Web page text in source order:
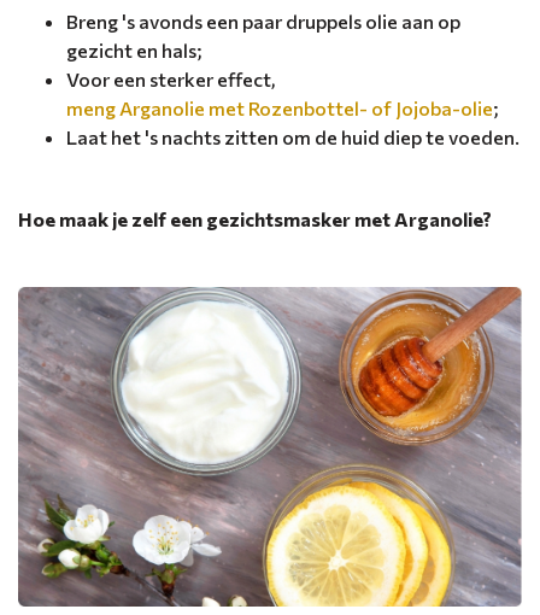
Breng 's avonds een paar druppels olie aan op
gezicht en hals;
Voor een sterker effect,
meng Arganolie met Rozenbottel- of Jojoba-olie;
Laat het 's nachts zitten om de huid diep te voeden.
Hoe maak je zelf een gezichtsmasker met Arganolie?